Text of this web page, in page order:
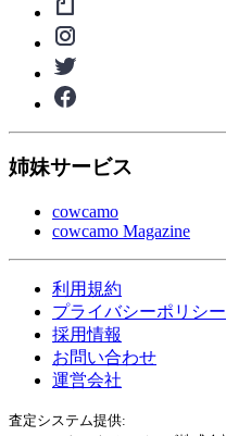
姉妹サービス
cowcamo
cowcamo Magazine
利用規約
プライバシーポリシー
採用情報
お問い合わせ
運営会社
査定システム提供: